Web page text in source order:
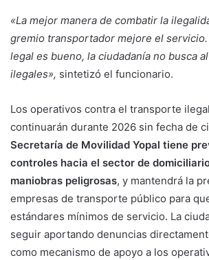
«La mejor manera de combatir la
gremio transportador mejore el
legal es bueno, la ciudadanía no busca
ilegales», sintetizó el funcionario.
Los operativos contra el transporte
continuarán durante 2026 sin fecha de
Secretaría de Movilidad Yopal tiene
controles hacia el sector de
maniobras peligrosas, y mantendrá la
empresas de transporte público para
estándares mínimos de servicio. La
seguir aportando denuncias
como mecanismo de apoyo a los